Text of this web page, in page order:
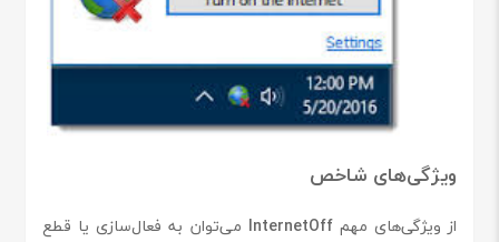
ویژگی‌های شاخص
از ویژگی‌های مهمInternetOff می‌توان به فعال‌سازی یا قطع